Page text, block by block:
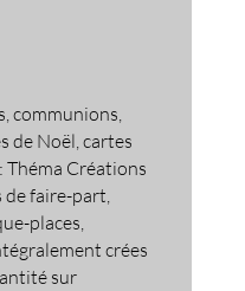
communions,
de Noël, cartes
Théma Créations
de faire-part,
places,
crées
sur